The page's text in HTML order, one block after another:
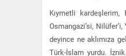
Kıymetli
Osmangazi’si, Nilüfer’i,
deyince ne aklımıza
Türk-İslam yurdu.